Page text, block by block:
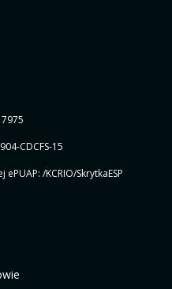
CDCFS-15
/KCRIO/SkrytkaESP